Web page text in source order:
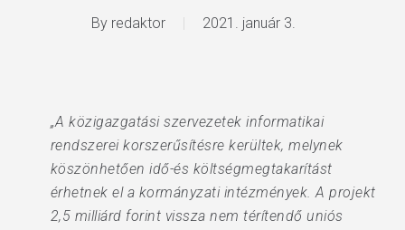
By redaktor 2021. január 3.
„A közigazgatási szervezetek informatikai
rendszerei korszerűsítésre kerültek, melynek
köszönhetően idő-és költségmegtakarítást
érhetnek el a kormányzati intézmények. A projekt
2,5 milliárd forint vissza nem térítendő uniós